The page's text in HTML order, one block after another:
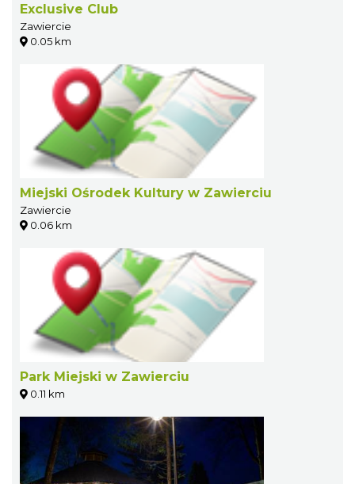
Exclusive Club
Zawiercie
0.05 km
Miejski Ośrodek Kultury w Zawierciu
Zawiercie
0.06 km
Park Miejski w Zawierciu
0.11 km